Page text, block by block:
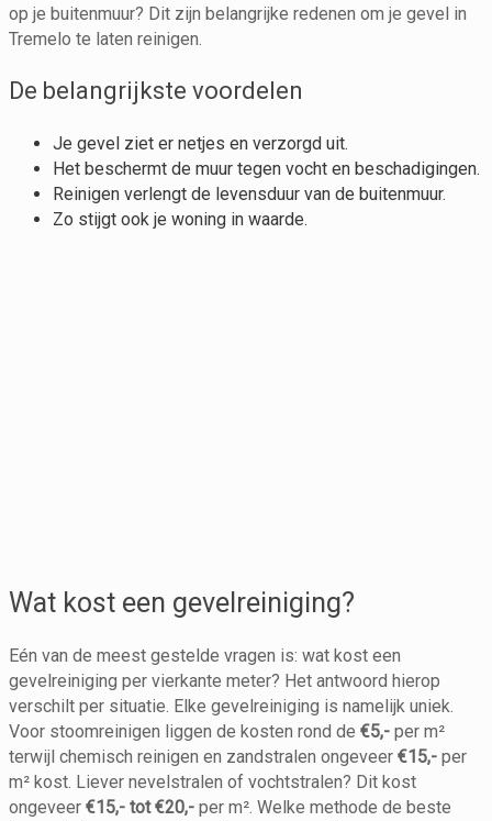
op je buitenmuur? Dit zijn belangrijke redenen om je gevel in
Tremelo te laten reinigen.
De belangrijkste voordelen
Je gevel ziet er netjes en verzorgd uit.
Het beschermt de muur tegen vocht en beschadigingen.
Reinigen verlengt de levensduur van de buitenmuur.
Zo stijgt ook je woning in waarde.
Wat kost een gevelreiniging?
Eén van de meest gestelde vragen is: wat kost een
gevelreiniging per vierkante meter? Het antwoord hierop
verschilt per situatie. Elke gevelreiniging is namelijk uniek.
Voor stoomreinigen liggen de kosten rond de €5,- per m²
terwijl chemisch reinigen en zandstralen ongeveer €15,- per
m² kost. Liever nevelstralen of vochtstralen? Dit kost
ongeveer €15,- tot €20,- per m². Welke methode de beste